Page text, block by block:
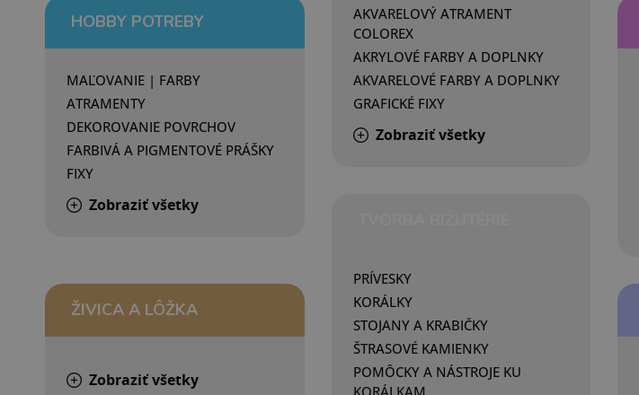
HOBBY POTREBY
MAĽOVANIE | FARBY
ATRAMENTY
DEKOROVANIE POVRCHOV
FARBIVÁ A PIGMENTOVÉ PRÁŠKY
FIXY
Zobraziť všetky
AKVARELOVÝ ATRAMENT
COLOREX
AKRYLOVÉ FARBY A DOPLNKY
AKVARELOVÉ FARBY A DOPLNKY
GRAFICKÉ FIXY
Zobraziť všetky
ŽIVICA A LÔŽKA
Zobraziť všetky
PRÍVESKY
KORÁLKY
STOJANY A KRABIČKY
ŠTRASOVÉ KAMIENKY
POMÔCKY A NÁSTROJE KU
KORÁLKAM